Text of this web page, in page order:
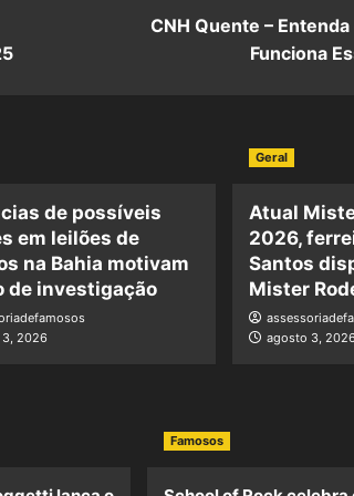
CNH Quente –
Funciona
de possíveis
em leilões de
na Bahia motivam
de investigação
2026
Geral
Atual
2026,
Santos
Mister
agosto 3, 2026
Famosos